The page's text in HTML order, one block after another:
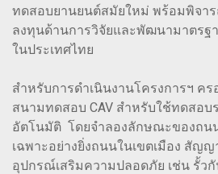
ทดสอบยานยนต์สมัยใหม่ พร้อมพิจา
ลงทุนด้านการวิจัยและพัฒนามาตรฐ
ในประเทศไทย
สำหรับการดำเนินงานโครงการฯ ค
สนามทดสอบ CAV สำหรับใช้ทดสอบ
อัตโนมัติ โดยจำลองลักษณะของถน
เฉพาะอย่างยิ่งถนนในเขตเมือง สัญ
อุปกรณ์เสริมความปลอดภัย เช่น รั้